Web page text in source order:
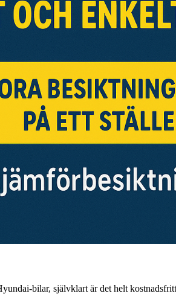
bilar, självklart är det helt